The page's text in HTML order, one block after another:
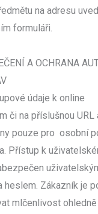
na adresu
formuláři.
A OCHRANA
údaje k online
či na příslušnou URL
pouze pro osobní
Přístup k
heslem. Zákazník je
mlčenlivost ohledně